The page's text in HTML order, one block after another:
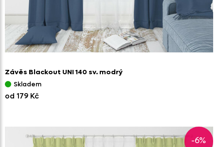
Závěs Blackout UNI 140 sv. modrý
Skladem
od 179 Kč
-6%